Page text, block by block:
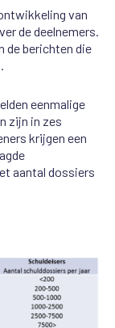
van
de deelnemers.
de berichten die
eenmalige
zijn in zes
krijgen een
aantal dossiers